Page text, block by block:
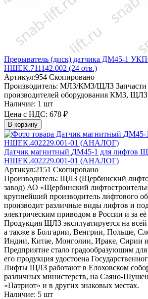
Прерыватель (диск) датчика ДМ45-1
НШЕК.711142.002 (24 отв.)
Артикул:954 Скопировано
Производитель: МЛЗ/КМЗ/ЩЛЗ
производителей оборудования КМЗ,
Наличие: 1 шт
Цена с НДС: 678 ₽
В корзину
Датчик магнитный ДМ45-1 для лифтов
НШЕК.402229.001-01 (АНАЛОГ)
Артикул:2151 Скопировано
Производитель: ЩЛЗ (Щербинский
завод) АО «Щербинский
крупнейший производитель лифтового
производит различные виды лифтов и
электрическим приводом в России и за
Продукция ЩЛЗ эксплуатируется на
а также в Болгарии, Венгрии, Польше,
Индии, Китае, Монголии, Ираке, Сирии
Предприятие стало градообразующим
его продукция удостоена
Лифты ЩЛЗ работают в Елоховском
различных министерств, на Саяно-
«Патриот» и в других знаковых местах.
Наличие: 5 шт